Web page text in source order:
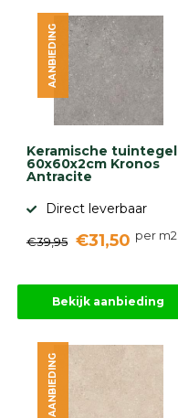
Keramische tuintegel
60x60x2cm Kronos
Antracite
Direct leverbaar
€39,95 €31,50 per m2
AANBIEDING
Bekijk aanbieding
AANBIEDING